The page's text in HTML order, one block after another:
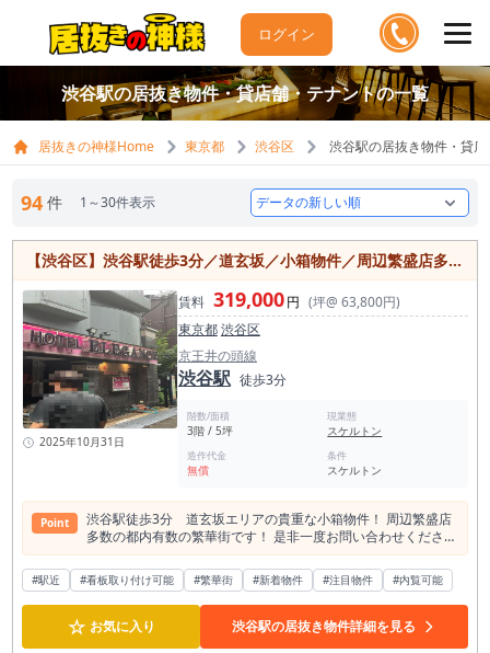
ログイン
渋谷駅の居抜き物件・貸店舗・テナントの一覧
居抜きの神様Home 東京都 渋谷区 渋谷駅の居抜き物件・貸
94 件 1～30件表示
【渋谷区】渋谷駅徒歩3分／道玄坂／小箱物件／周辺繁盛店多数／約9.2坪／3階右側区画
2025年10月31日
賃料 319,000円 (坪@ 63,800円)
東京都渋谷区
京王井の頭線
渋谷駅 徒歩3分
階数/面積
3階 / 5坪
現業態
スケルトン
造作代金
無償
条件
スケルトン
Point
渋谷駅徒歩3分 道玄坂エリアの貴重な小箱物件！ 周辺繁盛店
多数の都内有数の繁華街です！ 是非一度お問い合わせくださ
い！
#駅近 #看板取り付け可能 #繁華街 #新着物件 #注目物件 #内覧可能
☆ お気に入り 渋谷駅の居抜き物件詳細を見る